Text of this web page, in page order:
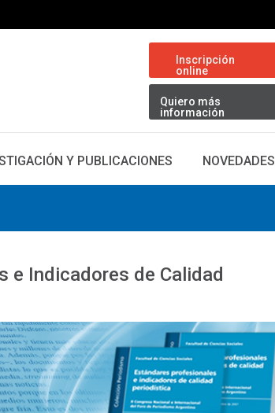
Inscripción
online
Quiero más
información
Y PUBLICACIONES NOVEDADES
e Indicadores de Calidad